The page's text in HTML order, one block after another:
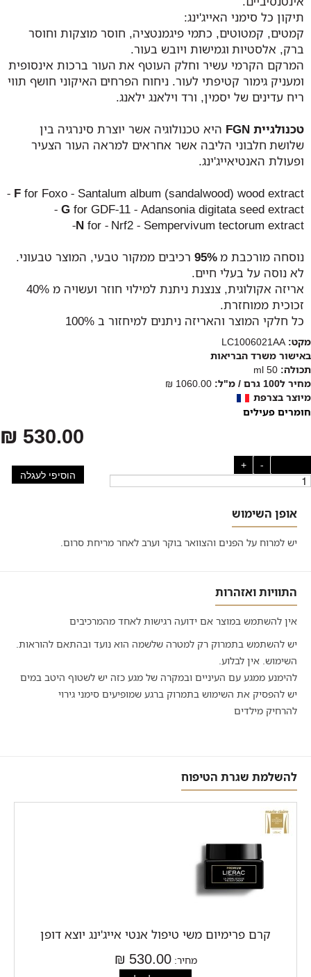
תיקון כל סימני האייג'ינג:
קמטים, קמטוטים, כתמי פיגמנטציה, חוסר מוצקות וחוסר
ברק, אלסטיות וגמישות ויובש בעור.
המרקם הקרמי עשיר וחלק העוטף את העור ברכות אינסופית
ומעניק גימור קטיפתי לעור. ניחוח הפרחים האיקוני חושף תווי
ריח עדינים של יסמין, ורד וילאנג ילאנג.
טכנולגיית FGN
היא טכנולוגיה אשר יוצרת סינרגיה בין
שלושת חלבוני הליבה אשר אחראים למראה העור הצעיר
ופעולת האנטיאייג'ינג.
F for Foxo - Santalum album (sandalwood) wood extract -
G for GDF-11 - Adansonia digitata seed extract -
N for - Nrf2 - Sempervivum tectorum extract-
נוסחה מורכבת מ 95% רכיבים ממקור טבעי, המוצר טבעוני.
לא נוסה על בעלי חיים.
אריזה אקולוגית, צנצנת ניתנת למילוי חוזר ועשויה מ 40%
זכוכית ממוחזרת.
כל חלקי המוצר והאריזה ניתנים למיחזור ב 100%
מקט: LC1006021AA
באישור משרד הבריאות
תכולה: 50 ml
מחיר ל100 גרם / מ"ל:
1060.00 ₪
מיוצר בצרפת
חומרים פעילים
530.00 ₪
-
+
הוסיפי לעגלה
אופן השימוש
יש למרוח על הפנים והצוואר בוקר וערב לאחר מריחת סרום.
התוויות ואזהרות
אין להשתמש במוצר אם ידועה רגישות לאחד מהמרכיבים
יש להשתמש בתמרוק רק למטרה שלשמה הוא נועד ובהתאם להוראות.
השימוש. אין לבלוע.
להימנע ממגע עם העיניים ובמקרה של מגע כזה יש לשטוף היטב במים
יש להפסיק את השימוש בתמרוק ברגע שמופיעים סימני גירוי
להרחיק מילדים
להשלמת שגרת הטיפוח
קרם פרימיום משי טיפול אנטי אייג'ינג יוצא דופן
מחיר:530.00 ₪